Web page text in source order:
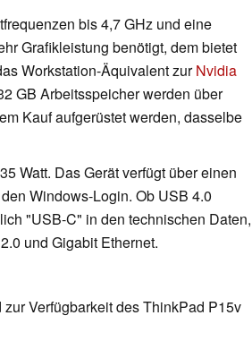
bis 4,7 GHz und eine
Grafikleistung benötigt, dem bietet
Workstation-Äquivalent zurNvidia
GB Arbeitsspeicher werden über
Kauf aufgerüstet werden, dasselbe
Watt. Das Gerät verfügt über einen
Windows-Login. Ob USB 4.0
"USB-C" in den technischen Daten,
und Gigabit Ethernet.
Verfügbarkeit des ThinkPad P15v